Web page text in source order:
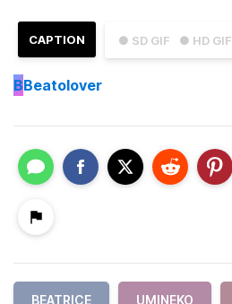
● SD GIF ● HD GIF
CAPTION
BBeatolover
BEATRICE UMINEKO